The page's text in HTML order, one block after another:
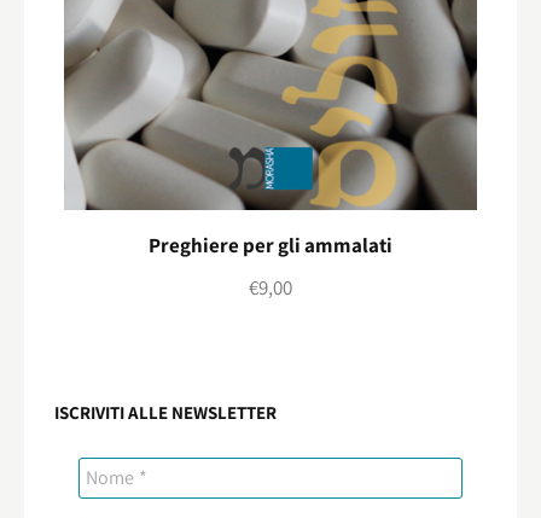
Preghiere per gli ammalati
€9,00
ISCRIVITI ALLE NEWSLETTER